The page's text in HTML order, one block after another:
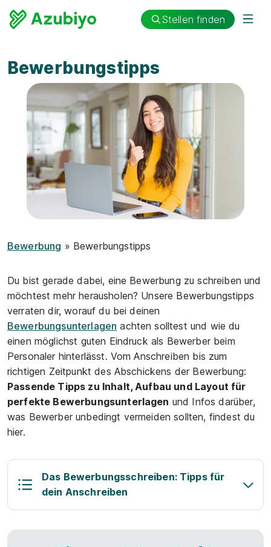
Stellen finden
Bewerbungstipps
Bewerbung » Bewerbungstipps
Du bist gerade dabei, eine Bewerbung zu schreiben und
möchtest mehr herausholen? Unsere Bewerbungstipps
verraten dir, worauf du bei deinen
Bewerbungsunterlagen achten solltest und wie du
einen möglichst guten Eindruck als Bewerber beim
Personaler hinterlässt. Vom Anschreiben bis zum
richtigen Zeitpunkt des Abschickens der Bewerbung:
Passende Tipps zu Inhalt, Aufbau und Layout für
perfekte Bewerbungsunterlagen und Infos darüber,
was Bewerber unbedingt vermeiden sollten, findest du
hier.
Das Bewerbungsschreiben: Tipps für
dein Anschreiben